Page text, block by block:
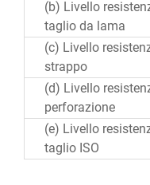
(b) Livello
taglio da lama
(c) Livello
strappo
(d) Livello
perforazione
(e) Livello
taglio ISO